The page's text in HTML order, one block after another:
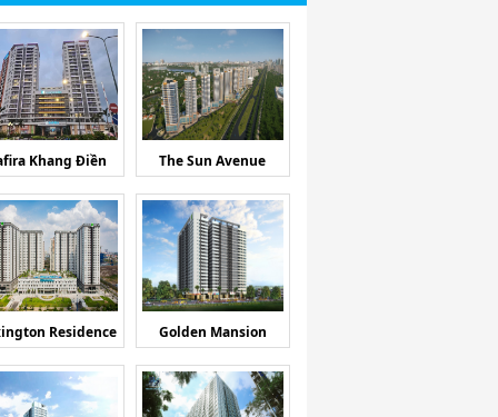
Khang Điền The Sun Avenue
Residence Golden Mansion